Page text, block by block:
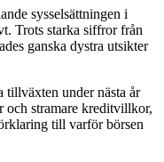
sysselsättningen i
Trots starka siffror från
ganska dystra utsikter
tillväxten under nästa år
och stramare kreditvillkor,
till varför börsen